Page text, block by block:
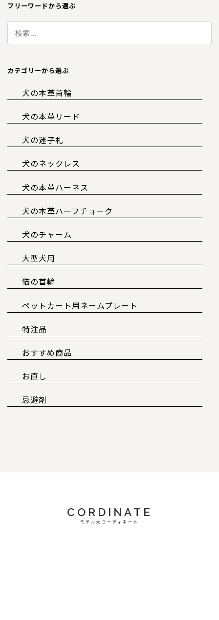
フリーワードから選ぶ
カテゴリーから選ぶ
犬の本革首輪
犬の本革リード
犬の迷子札
犬のネックレス
犬の本革ハーネス
犬の本革ハーフチョーク
犬のチャーム
大型犬用
猫の首輪
ペットカート用ネームプレート
特注品
おすすめ商品
お直し
忌避剤
CORDINATE
モデル犬コーディネート